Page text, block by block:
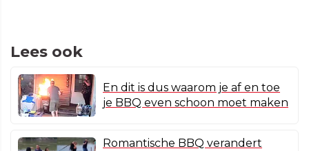
Lees ook
En dit is dus waarom je af en toe
je BBQ even schoon moet maken
Romantische BBQ verandert